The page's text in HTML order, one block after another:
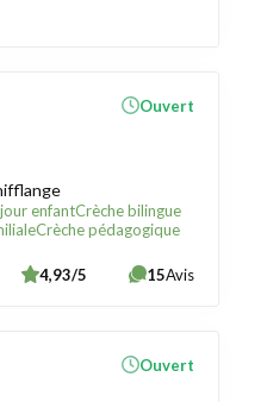
enfantCrèche bilingue
Crèche pédagogique
Ouvert
4,93/5 15Avis
Ouvert